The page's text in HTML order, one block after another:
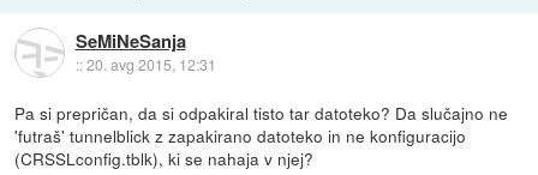
SeMiNeSanja
::20. avg 2015, 12:31
Pa si prepričan, da si odpakiral tisto tar datoteko? Da slučajno ne
'futraš' tunnelblick z zapakirano datoteko in ne konfiguracijo
(CRSSLconfig.tblk), ki se nahaja v njej?